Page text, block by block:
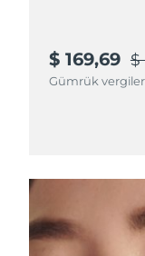
$ 169,69 $
Gümrük